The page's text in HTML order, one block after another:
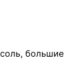
большие